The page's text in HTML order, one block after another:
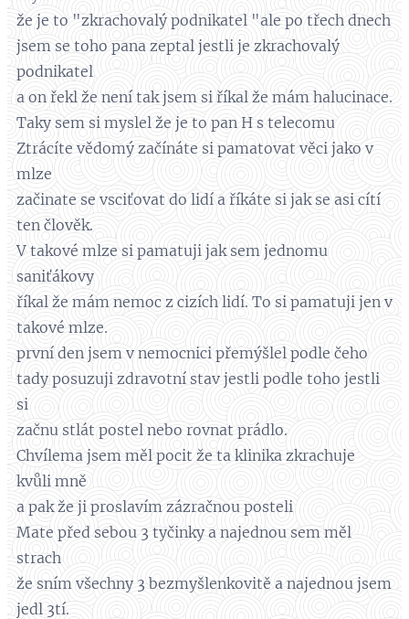
že je to "zkrachovalý podnikatel "ale po třech dnech
jsem se toho pana zeptal jestli je zkrachovalý
podnikatel
a on řekl že není tak jsem si říkal že mám halucinace.
Taky sem si myslel že je to pan H s telecomu
Ztrácíte vědomý začínáte si pamatovat věci jako v
mlze
začinate se vsciťovat do lidí a říkáte si jak se asi cítí
ten člověk.
V takové mlze si pamatuji jak sem jednomu
saniťákovy
říkal že mám nemoc z cizích lidí. To si pamatuji jen v
takové mlze.
první den jsem v nemocnici přemýšlel podle čeho
tady posuzuji zdravotní stav jestli podle toho jestli
si
začnu stlát postel nebo rovnat prádlo.
Chvílema jsem měl pocit že ta klinika zkrachuje
kvůli mně
a pak že ji proslavím zázračnou posteli
Mate před sebou 3 tyčinky a najednou sem měl
strach
že sním všechny 3 bezmyšlenkovitě a najednou jsem
jedl 3tí.